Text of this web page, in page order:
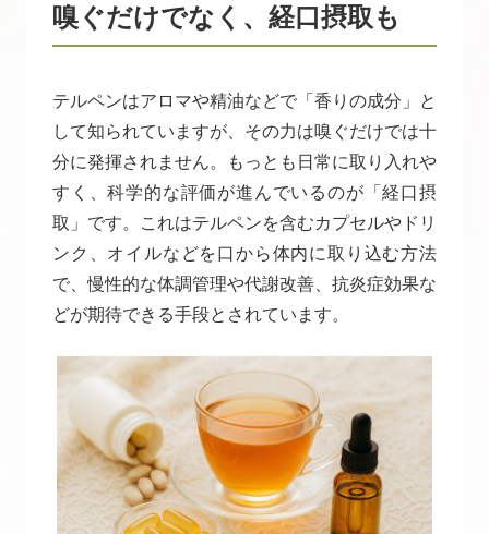
嗅ぐだけでなく、経口摂取も
テルペンはアロマや精油などで「香りの成分」と
して知られていますが、その力は嗅ぐだけでは十
分に発揮されません。もっとも日常に取り入れや
すく、科学的な評価が進んでいるのが「経口摂
取」です。これはテルペンを含むカプセルやドリ
ンク、オイルなどを口から体内に取り込む方法
で、慢性的な体調管理や代謝改善、抗炎症効果な
どが期待できる手段とされています。